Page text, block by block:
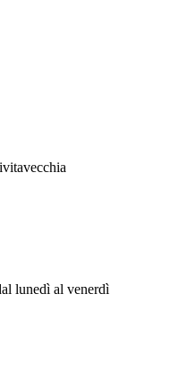
lunedì al venerdì